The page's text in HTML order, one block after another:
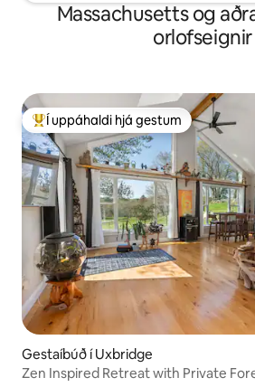
Massachusetts og
orlofseignir
Í mestu uppáhaldi hjá gestum
Í uppáhaldi hjá gestum
Gestaíbúð í Uxbridge
Zen Inspired Retreat with Private